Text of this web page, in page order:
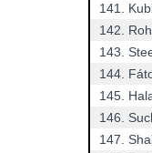
141.
142.
143.
144.
145.
146.
147.